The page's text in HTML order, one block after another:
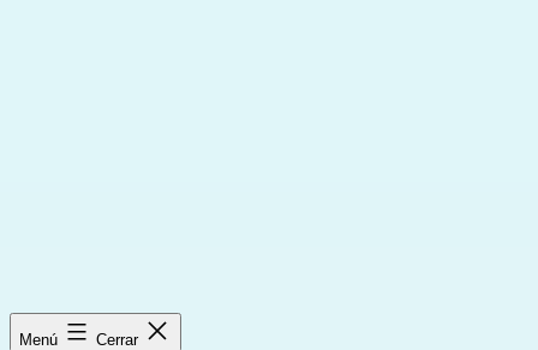
Menú Cerrar